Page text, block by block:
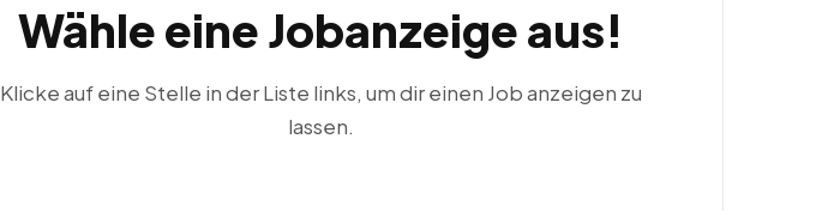
Wähle eine Jobanzeige aus!
Klicke auf eine Stelle in der Liste links, um dir einen Job anzeigen zu
lassen.